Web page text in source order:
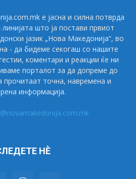
е јасна и силна потврда
што ја постави првиот
јазик „Нова Македонија“, во
- да бидеме секогаш со нашите
коментари и реакции ќе ни
порталот за да допреме до
прочитаат точна, навремена и
информација.
НÈ